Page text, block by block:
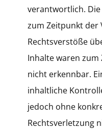
verantwortlich.
zum Zeitpunkt der
Rechtsverstöße
Inhalte waren
nicht erkennbar.
inhaltliche
jedoch ohne
Rechtsverletzung